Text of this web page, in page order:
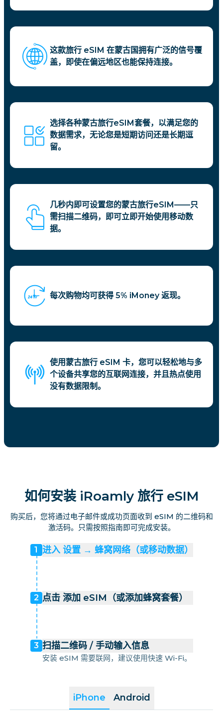
这款旅行 eSIM 在蒙古国拥有广泛的信号覆
盖，即使在偏远地区也能保持连接。
选择各种蒙古旅行eSIM套餐，以满足您的
数据需求，无论您是短期访问还是长期逗
留。
几秒内即可设置您的蒙古旅行eSIM——只
需扫描二维码，即可立即开始使用移动数
据。
每次购物均可获得 5% iMoney 返现。
使用蒙古旅行 eSIM 卡，您可以轻松地与多
个设备共享您的互联网连接，并且热点使用
没有数据限制。
如何安装 iRoamly 旅行 eSIM
购买后，您将通过电子邮件或成功页面收到 eSIM 的二维码和
激活码。只需按照指南即可完成安装。
iPhone Android
1 进入 设置 → 蜂窝网络（或移动数据）
2 点击 添加 eSIM（或添加蜂窝套餐）
3 扫描二维码 / 手动输入信息
安装 eSIM 需要联网，建议使用快速 Wi-Fi。